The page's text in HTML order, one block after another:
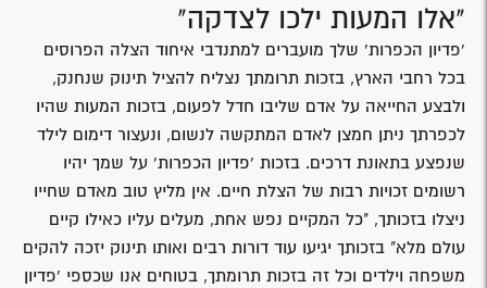
"אלו המעות ילכו לצדקה"
'פדיון הכפרות' שלך מועברים למתנדבי איחוד הצלה הפרוסים
בכל רחבי הארץ, בזכות תרומתך נצליח להציל תינוק שנחנק,
ולבצע החייאה על אדם שליבו חדל לפעום, בזכות המעות שהיו
לכפרתך ניתן חמצן לאדם המתקשה לנשום, ונעצור דימום לילד
שנפצע בתאונת דרכים. בזכות 'פדיון הכפרות' על שמך יהיו
רשומים זכויות רבות של הצלת חיים. אין מליץ טוב מאדם שחייו
ניצלו בזכותך, "כל המקיים נפש אחת, מעלים עליו כאילו קיים
עולם מלא" בזכותך יגיעו עוד דורות רבים ואותו תינוק יזכה להקים
משפחה וילדים וכל זה בזכות תרומתך, בטוחים אנו שכספי 'פדיון